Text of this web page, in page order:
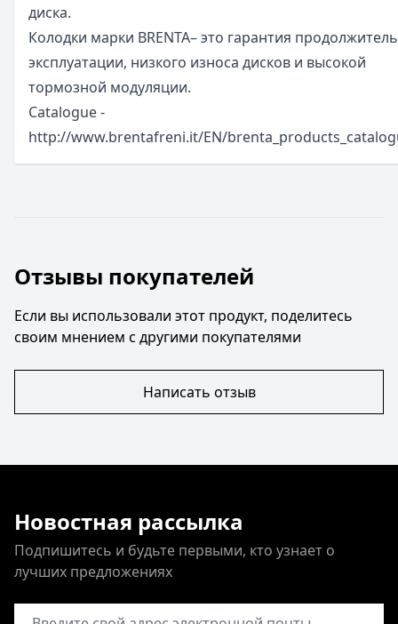
диска.
Колодки марки BRENTA– это гарантия
эксплуатации, низкого износа дисков и высокой
тормозной модуляции.
Catalogue -
http://www.brentafreni.it/EN/
Отзывы покупателей
Если вы использовали этот продукт, поделитесь
своим мнением с другими покупателями
Написать отзыв
Новостная рассылка
Подпишитесь и будьте первыми, кто узнает о
лучших предложениях
Адрес электронной почты